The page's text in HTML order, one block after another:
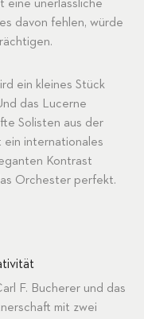
eine unerlässliche
davon fehlen, würde
ein kleines Stück
das Lucerne
Solisten aus der
ein internationales
Kontrast
Orchester perfekt.
F. Bucherer und das
mit zwei